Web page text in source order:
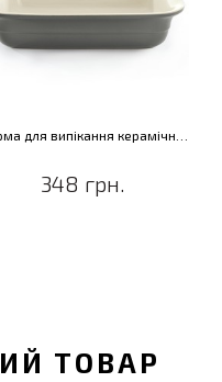
348 грн.
ТОВАР